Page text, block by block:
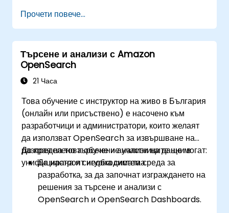
Прочети повече...
Търсене и анализи с Amazon
OpenSearch
21 Часа
Това обучение с инструктор на живо в България
(онлайн или присъствено) е насочено към
разработчици и администратори, които желаят
да използват OpenSearch за извършване на
разпределено търсене и анализи на данни в
унифицирана и сигурна система.
До края на това обучение участниците ще могат:
Да настроят необходимата среда за
разработка, за да започнат изграждането на
решения за търсене и анализи с
OpenSearch и OpenSearch Dashboards.